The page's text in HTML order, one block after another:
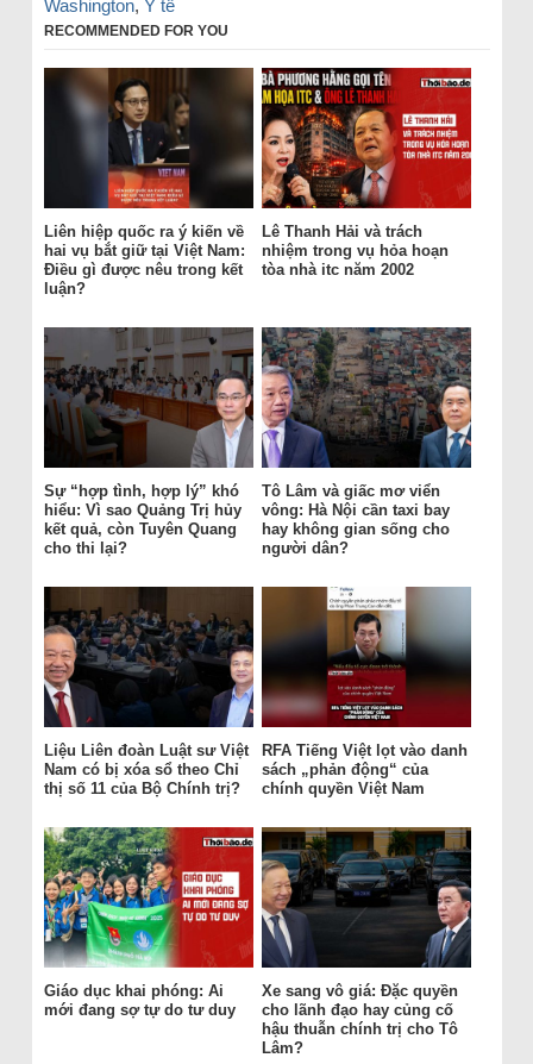
Washington, Y tế
RECOMMENDED FOR YOU
Liên hiệp quốc ra ý kiến về
hai vụ bắt giữ tại Việt Nam:
Điều gì được nêu trong kết
luận?
Lê Thanh Hải và trách
nhiệm trong vụ hỏa hoạn
tòa nhà itc năm 2002
Sự “hợp tình, hợp lý” khó
hiểu: Vì sao Quảng Trị hủy
kết quả, còn Tuyên Quang
cho thi lại?
Tô Lâm và giấc mơ viển
vông: Hà Nội cần taxi bay
hay không gian sống cho
người dân?
Liệu Liên đoàn Luật sư Việt
Nam có bị xóa sổ theo Chỉ
thị số 11 của Bộ Chính trị?
RFA Tiếng Việt lọt vào danh
sách „phản động“ của
chính quyền Việt Nam
Giáo dục khai phóng: Ai
mới đang sợ tự do tư duy
Xe sang vô giá: Đặc quyền
cho lãnh đạo hay củng cố
hậu thuẫn chính trị cho Tô
Lâm?